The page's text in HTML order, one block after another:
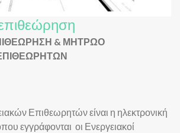
& ΜΗΤΡΩΟ
Επιθεωρητών είναι η ηλεκτρονική
εγγράφονται οι Ενεργειακοί